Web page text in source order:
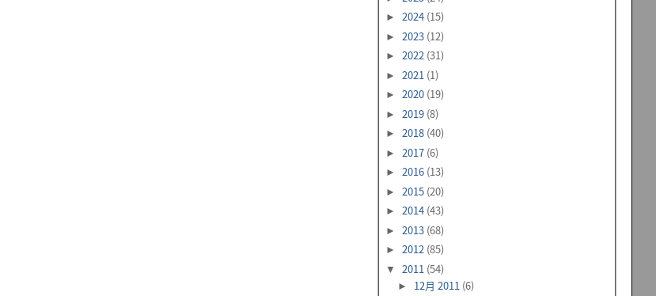
► 2024 (15)
► 2023 (12)
► 2022 (31)
► 2021 (1)
► 2020 (19)
► 2019 (8)
► 2018 (40)
► 2017 (6)
► 2016 (13)
► 2015 (20)
► 2014 (43)
► 2013 (68)
► 2012 (85)
▼ 2011 (54)
► 12月 2011 (6)